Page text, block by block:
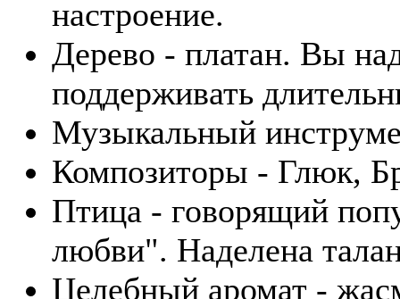
настроение.
Дерево - платан. Вы
поддерживать
Музыкальный
Композиторы - Глюк,
Птица - говорящий
любви". Наделена
Целебный аромат -